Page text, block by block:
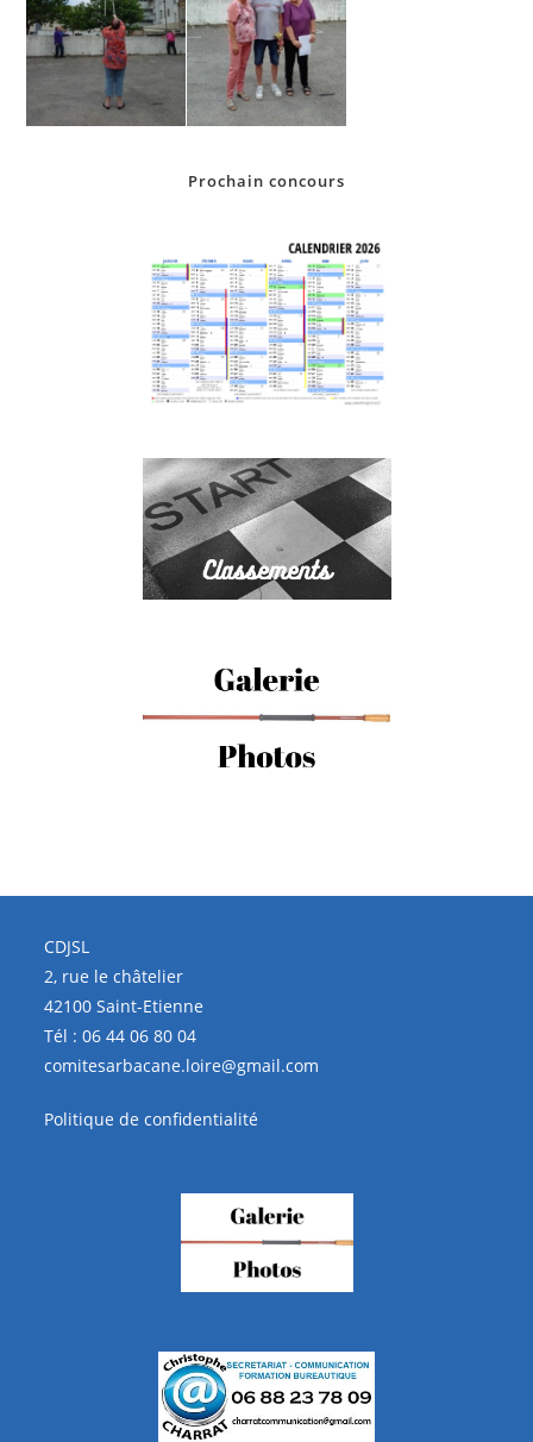
Prochain concours
CDJSL
2, rue le châtelier
42100 Saint-Etienne
Tél :06 44 06 80 04
comitesarbacane.loire@gmail.com
Politique de confidentialité